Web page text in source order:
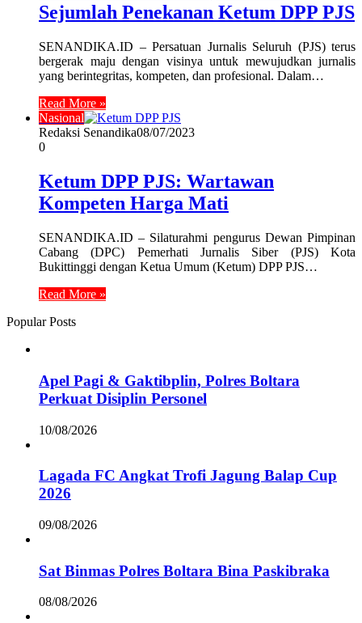
Sejumlah Penekanan Ketum DPP PJS
SENANDIKA.ID – Persatuan Jurnalis Seluruh (PJS) terus
bergerak maju dengan visinya untuk mewujudkan jurnalis
yang berintegritas, kompeten, dan profesional. Dalam…
Read More »
Nasional
Redaksi Senandika08/07/2023
0
Ketum DPP PJS: Wartawan
Kompeten Harga Mati
SENANDIKA.ID – Silaturahmi pengurus Dewan Pimpinan
Cabang (DPC) Pemerhati Jurnalis Siber (PJS) Kota
Bukittinggi dengan Ketua Umum (Ketum) DPP PJS…
Read More »
Popular Posts
Apel Pagi & Gaktibplin, Polres Boltara
Perkuat Disiplin Personel
10/08/2026
Lagada FC Angkat Trofi Jagung Balap Cup
2026
09/08/2026
Sat Binmas Polres Boltara Bina Paskibraka
08/08/2026